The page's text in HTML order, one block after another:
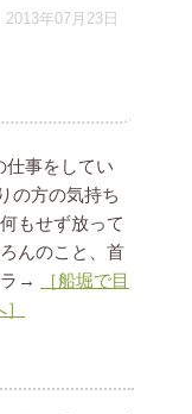
2013年07月23日
仕事をしてい
の方の気持ち
もせず放って
んのこと、首
ラ→
［船堀で目